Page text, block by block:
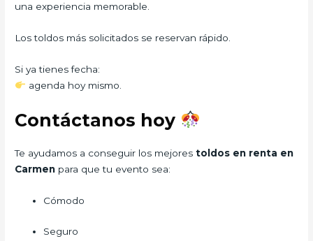
una experiencia memorable.
Los toldos más solicitados se reservan rápido.
Si ya tienes fecha:
agenda hoy mismo.
Contáctanos hoy
Te ayudamos a conseguir los mejorestoldos en renta en
Carmen para que tu evento sea:
Cómodo
Seguro